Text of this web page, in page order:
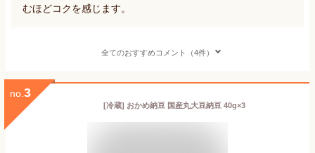
むほどコクを感じます。
全てのおすすめコメント（4件）
no. 3
[冷蔵] おかめ納豆 国産丸大豆納豆 40g×3